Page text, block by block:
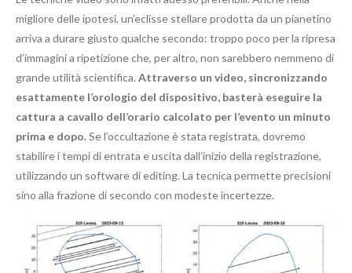
migliore delle ipotesi, un’eclisse stellare prodotta da un pianetino
arriva a durare giusto qualche secondo: troppo poco per la ripresa
d’immagini a ripetizione che, per altro, non sarebbero nemmeno di
grande utilità scientifica. Attraverso un video, sincronizzando
esattamente l’orologio del dispositivo, basterà eseguire la
cattura a cavallo dell’orario calcolato per l’evento un minuto
prima e dopo.Se l’occultazione è stata registrata, dovremo
stabilire i tempi di entrata e uscita dall’inizio della registrazione,
utilizzando un software di editing. La tecnica permette precisioni
sino alla frazione di secondo con modeste incertezze.